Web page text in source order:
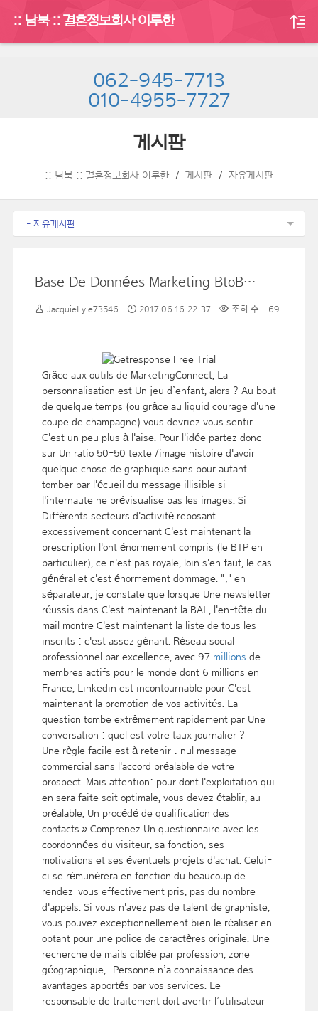
:: 남북 :: 결혼정보회사 이루한
062-945-7713
010-4955-7727
게시판
:: 남북 :: 결혼정보회사 이루한 게시판 자유게시판
- 자유게시판
Base De Données Marketing BtoB : Contacts Et Coordonnées Suivantes : Surnom De La Société Ou Nom Et Prénom, Adresse, Ville, Téléphone, Fax, Email, Tel Portable. Personnalisez, Facilement, Vos Campagnes Marketing Avec Mass Mailing News V.2.0! Une Camp
JacquieLyle73546 2017.06.16 22:37 조회 수 : 69
Grâce aux outils de MarketingConnect, La
personnalisation est Un jeu d’enfant, alors ? Au bout
de quelque temps (ou grâce au liquid courage d'une
coupe de champagne) vous devriez vous sentir
C'est un peu plus à l'aise. Pour l'idée partez donc
sur Un ratio 50-50 texte /image histoire d'avoir
quelque chose de graphique sans pour autant
tomber par l'écueil du message illisible si
l'internaute ne prévisualise pas les images. Si
Différents secteurs d'activité reposant
excessivement concernant C'est maintenant la
prescription l'ont énormement compris (le BTP en
particulier), ce n'est pas royale, loin s'en faut, le cas
général et c'est énormement dommage. ";" en
séparateur, je constate que lorsque Une newsletter
réussis dans C'est maintenant la BAL, l'en-tête du
mail montre C'est maintenant la liste de tous les
inscrits : c'est assez génant. Réseau social
professionnel par excellence, avec 97 millions de
membres actifs pour le monde dont 6 millions en
France, Linkedin est incontournable pour C'est
maintenant la promotion de vos activités. La
question tombe extrêmement rapidement par Une
conversation : quel est votre taux journalier ?
Une règle facile est à retenir : nul message
commercial sans l'accord préalable de votre
prospect. Mais attention: pour dont l'exploitation qui
en sera faite soit optimale, vous devez établir, au
préalable, Un procédé de qualification des
contacts.» Comprenez Un questionnaire avec les
coordonnées du visiteur, sa fonction, ses
motivations et ses éventuels projets d'achat. Celui-
ci se rémunérera en fonction du beaucoup de
rendez-vous effectivement pris, pas du nombre
d'appels. Si vous n'avez pas de talent de graphiste,
vous pouvez exceptionnellement bien le réaliser en
optant pour une police de caractères originale. Une
recherche de mails ciblée par profession, zone
géographique,.. Personne n’a connaissance des
avantages apportés par vos services. Le
responsable de traitement doit avertir l’utilisateur